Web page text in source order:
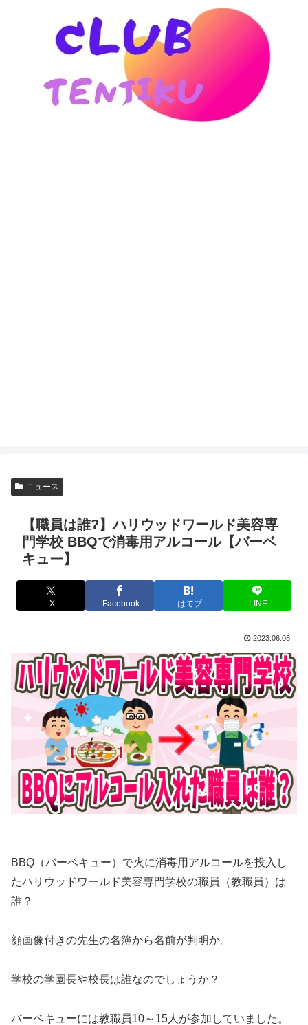
ニュース
【職員は誰?】ハリウッドワールド美容専
門学校 BBQで消毒用アルコール【バーベ
キュー】
X Facebook はてブ LINE
2023.06.08
BBQ（バーベキュー）で火に消毒用アルコールを投入し
たハリウッドワールド美容専門学校の職員（教職員）は
誰？
顔画像付きの先生の名簿から名前が判明か。
学校の学園長や校長は誰なのでしょうか？
バーベキューには教職員10～15人が参加していました。